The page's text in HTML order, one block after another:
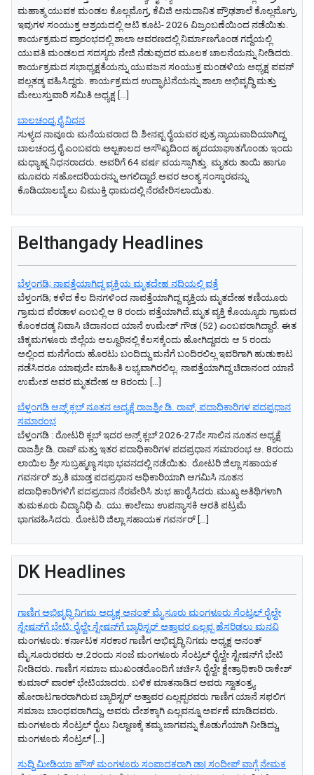
ಮಹಾತ್ಮ ಯುವಕ ಮಂಡಲ ಕೊಲ್ಲಮೊಗ್ರ, ಕೆವಿಜಿ ಅನುದಾನಿತ ಪ್ರೌಢಶಾಲೆ ಕೊಲ್ಲಮೊಗ್ರು
ಇವುಗಳ ಸಂಯುಕ್ತ ಆಶ್ರಯದಲ್ಲಿ ಆಟಿ ಕೂಟ- 2026 ವಿಜ್ರಂಬಣೆಯಿಂದ ನಡೆಯಿತು.
ಕಾರ್ಯಕ್ರಮದ ಪ್ರಾರಂಭದಲ್ಲಿ ಶಾಲಾ ಆವರಣದಲ್ಲಿ ನಿರ್ಮಾಣಗೊಂಡ ಗದ್ದೆಯಲ್ಲಿ
ಯುವತಿ ಮಂಡಲದ ಸದಸ್ಯರು ನೇಜಿ ನೆಡುವುದರ ಮೂಲಕ ಚಾಲನೆಯನ್ನು ನೀಡಿದರು.
ಕಾರ್ಯಕ್ರಮದ ಸಭಾಧ್ಯಕ್ಷತೆಯನ್ನು ಯುವಜನ ಸoಯುಕ್ತ ಮಂಡಳಿಯ ಅಧ್ಯಕ್ಷ ಪವನ್
ಪಲ್ಲತಡ್ಕ ವಹಿಸಿದ್ದರು. ಕಾರ್ಯಕ್ರಮದ ಉದ್ಘಾಟನೆಯನ್ನು ಶಾಲಾ ಅಭಿವೃದ್ಧಿ ಮತ್ತು
ಮೇಲುಸ್ತುವಾರಿ ಸಮಿತಿ ಅಧ್ಯಕ್ಷ […]
ಬಾಲಚಂದ್ರ ರೈ ನಿಧನ
ಸುಳ್ಯದ ನಾವೂರು ಮನೆಯವರಾದ ದಿ.ಶೀನಪ್ಪ ರೈಯವರ ಪುತ್ರ ನ್ಯಾಯವಾದಿಯಾಗಿದ್ದ
ಬಾಲಚಂದ್ರ ರೈ ಎಂಬವರು ಅಲ್ಪಕಾಲದ ಅಸೌಖ್ಯದಿಂದ ಹೃದಯಾಘಾತಗೊಂಡು ಇಂದು
ಮಧ್ಯಾಹ್ನ ನಿಧನರಾದರು. ಅವರಿಗೆ 64 ವರ್ಷ ವಯಸ್ಸಾಗಿತ್ತು. ಮೃತರು ತಾಯಿ ಹಾಗೂ
ಮೂವರು ಸಹೋದರಿಯರನ್ನು ಅಗಲಿದ್ದಾರೆ.ಅವರ ಅಂತ್ಯ ಸಂಸ್ಕಾರವನ್ನು
ಕೊಡಿಯಾಲಬೈಲು ವಿಮುಕ್ತಿ ಧಾಮದಲ್ಲಿ ನೆರವೇರಿಸಲಾಯಿತು.
Belthangady Headlines
ಬೆಳ್ತಂಗಡಿ; ನಾಪತ್ತೆಯಾಗಿದ್ದ ವ್ಯಕ್ತಿಯ ಮೃತದೇಹ ನದಿಯಲ್ಲಿ ಪತ್ತೆ
ಬೆಳ್ತಂಗಡಿ; ಕಳೆದ ಕೆಲ ದಿನಗಳಿಂದ ನಾಪತ್ತೆಯಾಗಿದ್ದ ವ್ಯಕ್ತಿಯ ಮೃತದೇಹ ಕಣಿಯೂರು
ಗ್ರಾಮದ ಪೆರಡಾಳ ಎಂಬಲ್ಲಿ ಆ 8 ರಂದು ಪತ್ತೆಯಾಗಿದೆ.ಮೃತ ವ್ಯಕ್ತಿ ಕೊಯ್ಯೂರು ಗ್ರಾಮದ
ಕೊಂಕದಡ್ಕ ನಿವಾಸಿ ಚಿದಾನಂದ ಯಾನೆ ಉಮೇಶ್ ಗೌಡ (52) ಎಂಬವರಾಗಿದ್ದಾರೆ. ಈತ
ಚಿಕ್ಕಮಗಳೂರು ಜಿಲ್ಲೆಯ ಆಲ್ದೂರಿನಲ್ಲಿ ಕೆಲಸಕ್ಕೆಂದು ಹೋಗಿದ್ದವರು ಆ 5 ರಂದು
ಅಲ್ಲಿಂದ ಮನೆಗೆಂದು ಹೊರಟು ಬಂದಿದ್ದು ಮನೆಗೆ ಬಂದಿರಲಿಲ್ಲ ಇವರಿಗಾಗಿ ಹುಡುಕಾಟ
ನಡೆಸಿದರೂ ಯಾವುದೇ ಮಾಹಿತಿ ಲಭ್ಯವಾಗಿರಲಿಲ್ಲ. ನಾಪತ್ತೆಯಾಗಿದ್ದ ಚಿದಾನಂದ ಯಾನೆ
ಉಮೇಶ ಅವರ ಮೃತದೇಹ ಆ 8ರಂದು […]
ಬೆಳ್ತಂಗಡಿ ಆನ್ಸ್ ಕ್ಲಬ್ ನೂತನ ಅಧ್ಯಕ್ಷೆ ರಾಜಶ್ರೀ ಡಿ. ರಾವ್, ಪದಾಧಿಕಾರಿಗಳ ಪದಪ್ರಧಾನ
ಸಮಾರಂಭ
ಬೆಳ್ತಂಗಡಿ : ರೋಟರಿ ಕ್ಲಬ್ ಇದರ ಅನ್ಸ್ ಕ್ಲಬ್ 2026-27ನೇ ಸಾಲಿನ ನೂತನ ಅಧ್ಯಕ್ಷೆ
ರಾಜಶ್ರೀ ಡಿ. ರಾವ್ ಮತ್ತು ಇತರ ಪದಾಧಿಕಾರಿಗಳ ಪದಪ್ರಧಾನ ಸಮಾರಂಭ ಆ. 8ರಂದು
ಲಾಯಿಲ ಶ್ರೀ ಸುಬ್ರಹ್ಮಣ್ಯ ಸಭಾ ಭವನದಲ್ಲಿ ನಡೆಯಿತು. ರೋಟರಿ ಜಿಲ್ಲಾ ಸಹಾಯಕ
ಗವರ್ನರ್ ಶ್ರುತಿ ಮಾಡ್ತ ಪದಪ್ರಧಾನ ಅಧಿಕಾರಿಯಾಗಿ ಆಗಮಿಸಿ ನೂತನ
ಪದಾಧಿಕಾರಿಗಳಿಗೆ ಪದಪ್ರದಾನ ನೆರವೇರಿಸಿ ಶುಭ ಹಾರೈಸಿದರು.ಮುಖ್ಯ ಅತಿಥಿಗಳಾಗಿ
ತುಮಕೂರು ವಿದ್ಯಾನಿಧಿ ಪಿ. ಯು.ಕಾಲೇಜು ಉಪನ್ಯಾಸಕಿ ಆರತಿ ಪಟ್ರಮೆ
ಭಾಗವಹಿಸಿದರು. ರೋಟರಿ ಜಿಲ್ಲಾ ಸಹಾಯಕ ಗವರ್ನರ್ […]
DK Headlines
ಗಾಣಿಗ ಅಭಿವೃದ್ಧಿ ನಿಗಮ ಅಧ್ಯಕ್ಷ‌ ಅನಂತ್‌ ಮೈಸೂರು ಮಂಗಳೂರು ಸೆಂಟ್ರಲ್‌ ರೈಲ್ವೇ
ಸ್ಟೇಷನ್‌ಗೆ ಭೇಟಿ: ರೈಲ್ವೇ ಸ್ಟೇಷನ್‌ಗೆ ಬ್ಯಾರಿಸ್ಟರ್‌ ಅತ್ತಾವರ ಎಲ್ಲಪ್ಪ ಹೆಸರಿಡಲು ಮನವಿ
ಮಂಗಳೂರು: ಕರ್ನಾಟಕ ಸರಕಾರ ಗಾಣಿಗ ಅಭಿವೃದ್ಧಿ ನಿಗಮ ಅಧ್ಯಕ್ಷ‌ ಅನಂತ್‌
ಮೈಸೂರುರವರು ಆ.2ರಂದು ಸಂಜೆ ಮಂಗಳೂರು ಸೆಂಟ್ರಲ್‌ ರೈಲ್ವೇ ಸ್ಟೇಷನ್‌ಗೆ ಭೇಟಿ
ನೀಡಿದರು. ಗಾಣಿಗ ಸಮಾಜ ಮುಖಂಡರೊಂದಿಗೆ ಚರ್ಚಿಸಿ ರೈಲ್ವೇ ಕ್ಷೇತ್ರಾಧಿಕಾರಿ ರಾಕೇಶ್‌
ಕುಮಾರ್‌ ಪಾರಕ್‌ ಭೇಟಿಯಾದರು. ಬಳಿಕ ಮಾತನಾಡಿದ ಅವರು ಸ್ವಾತಂತ್ರ್ಯ
ಹೋರಾಟಗಾರರಾಗಿರುವ ಬ್ಯಾರಿಸ್ಟರ್‌ ಅತ್ತಾವರ ಎಲ್ಲಪ್ಪರವರು ಗಾಣಿಗ ಯಾನೆ ಸಫಲಿಗ
ಸಮಾಜ ಬಾಂಧವರಾಗಿದ್ದು, ಅವರು ದೇಶಕ್ಕಾಗಿ ಎಲ್ಲವನ್ನೂ ಅರ್ಪಣೆ ಮಾಡಿದವರು.
ಮಂಗಳೂರು ಸೆಂಟ್ರಲ್‌ ರೈಲು ನಿಲ್ದಾಣಕ್ಕೆ ತಮ್ಮ ಜಾಗವನ್ನು ಕೊಡುಗೆಯಾಗಿ ನೀಡಿದ್ದು,
ಮಂಗಳೂರು ಸೆಂಟ್ರಲ್‌ […]
ಸುದ್ದಿ ಮೀಡಿಯಾ ಹೌಸ್ ಮಂಗಳೂರು ಸಂಪಾದಕರಾಗಿ ಡಾ| ಸಂದೀಪ್ ವಾಗ್ಲೆ ನೇಮಕ